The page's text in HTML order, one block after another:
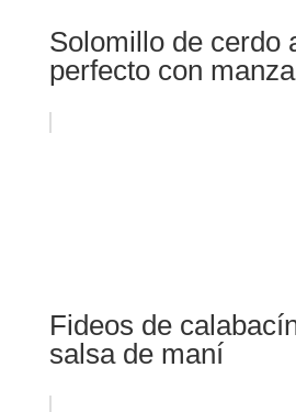
Solomillo de cerdo
perfecto con
Fideos de
salsa de maní